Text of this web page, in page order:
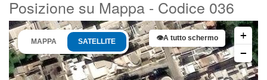
Posizione su Mappa - Codice 036
MAPPA SATELLITE 👁A tutto schermo
+
−